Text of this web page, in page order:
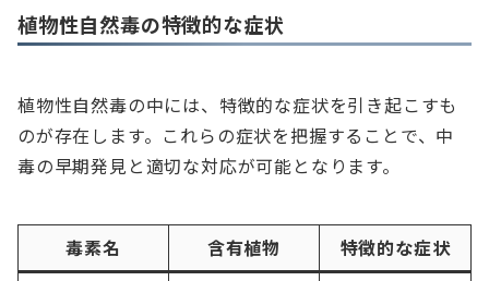
植物性自然毒の特徴的な症状
植物性自然毒の中には、特徴的な症状を引き起こすも
のが存在します。これらの症状を把握することで、中
毒の早期発見と適切な対応が可能となります。
毒素名 含有植物 特徴的な症状